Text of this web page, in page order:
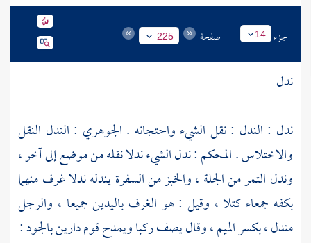
جزء 14 صفحة 225
ندل
ندل : الندل : نقل الشيء واحتجانه . الجوهري : الندل النقل
والاختلاس . المحكم : ندل الشيء ندلا نقله من موضع إلى آخر ،
وندل التمر من الجلة ، والخبز من السفرة يندله ندلا غرف منهما
بكفه جمعاء كتلا ، وقيل : هو الغرف باليدين جميعا ، والرجل
مندل ، بكسر الميم ، وقال يصف ركبا ويمدح قوم دارين بالجود :